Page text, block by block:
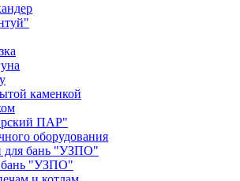
каменкой
ПАР"
оборудования
для бань "УЗПО"
бань "УЗПО"